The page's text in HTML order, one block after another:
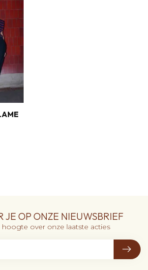
JE OP ONZE NIEUWSBRIEF
hoogte over onze laatste acties